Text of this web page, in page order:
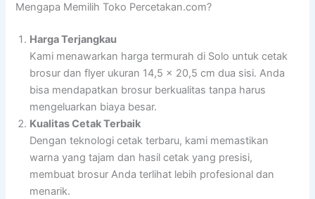
Mengapa Memilih Toko Percetakan.com?
Harga Terjangkau
Kami menawarkan harga termurah di Solo untuk cetak
brosur dan flyer ukuran 14,5 x 20,5 cm dua sisi. Anda
bisa mendapatkan brosur berkualitas tanpa harus
mengeluarkan biaya besar.
Kualitas Cetak Terbaik
Dengan teknologi cetak terbaru, kami memastikan
warna yang tajam dan hasil cetak yang presisi,
membuat brosur Anda terlihat lebih profesional dan
menarik.